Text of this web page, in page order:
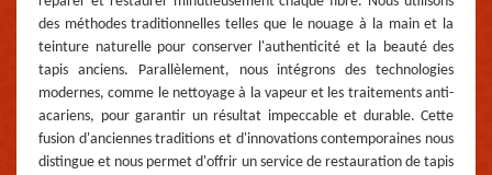
des méthodes traditionnelles telles que le nouage à la main et la
teinture naturelle pour conserver l'authenticité et la beauté des
tapis anciens. Parallèlement, nous intégrons des technologies
modernes, comme le nettoyage à la vapeur et les traitements anti-
acariens, pour garantir un résultat impeccable et durable. Cette
fusion d'anciennes traditions et d'innovations contemporaines nous
distingue et nous permet d'offrir un service de restauration de tapis